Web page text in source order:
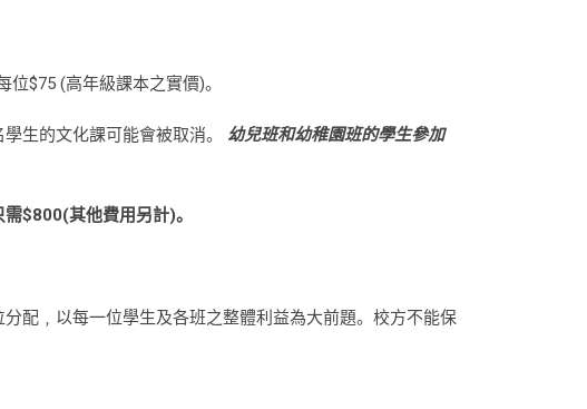
$75 (高年級課本之實價)。
生的文化課可能會被取消。 幼兒班和幼稚園班的學生參加
$800(其他費用另計)。
配﹐以每一位學生及各班之整體利益為大前題。校方不能保